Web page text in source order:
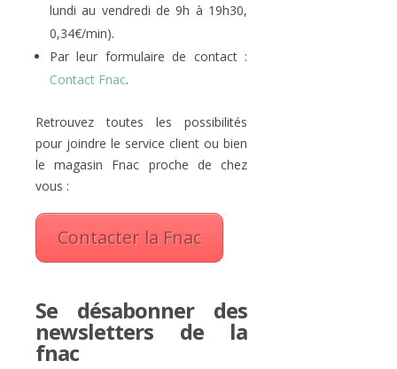
lundi au vendredi de 9h à 19h30,
0,34€/min).
Par leur formulaire de contact :
Contact Fnac.
Retrouvez toutes les possibilités
pour joindre le service client ou bien
le magasin Fnac proche de chez
vous :
Contacter la Fnac
Se désabonner des
newsletters de la
fnac